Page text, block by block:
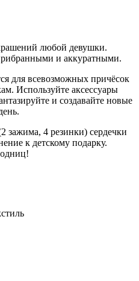
любой девушки.
и аккуратными.
для всевозможных причёсок
Используйте аксессуары
и создавайте новые
зажима, 4 резинки) сердечки
к детскому подарку.